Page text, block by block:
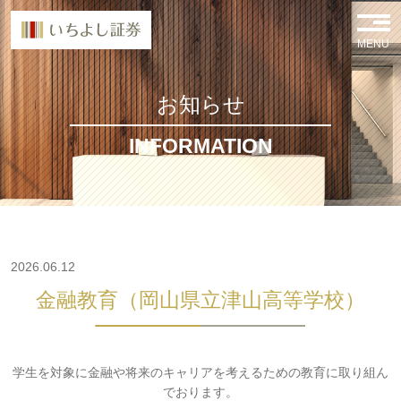
MENU
お知らせ
INFORMATION
2026.06.12
金融教育（岡山県立津山高等学校）
学生を対象に金融や将来のキャリアを考えるための教育に取り組ん
でおります。